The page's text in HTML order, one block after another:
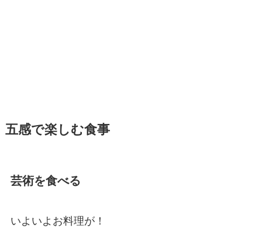
五感で楽しむ食事
芸術を食べる
いよいよお料理が！